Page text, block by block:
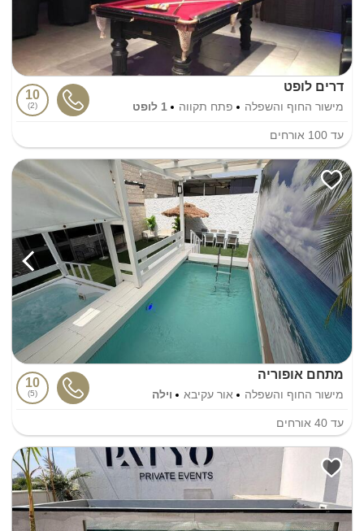
דרים לופט
מישור החוף והשפלה פתח תקווה 1 לופט
10
2
עד 100 אורחים
מתחם אופוריה
מישור החוף והשפלה אור עקיבא וילה
10
5
עד 40 אורחים